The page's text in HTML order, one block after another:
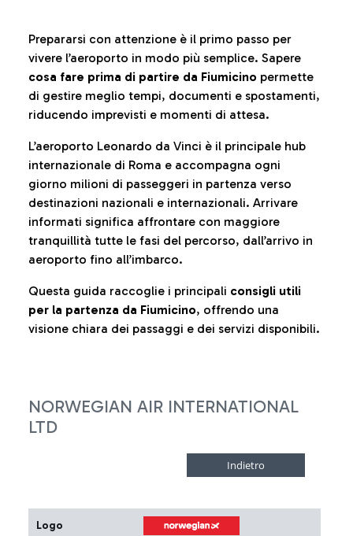
Prepararsi con attenzione è il primo passo per
vivere l’aeroporto in modo più semplice. Sapere
cosa fare prima di partire da Fiumicino permette
di gestire meglio tempi, documenti e spostamenti,
riducendo imprevisti e momenti di attesa.
L’aeroporto Leonardo da Vinci è il principale hub
internazionale di Roma e accompagna ogni
giorno milioni di passeggeri in partenza verso
destinazioni nazionali e internazionali. Arrivare
informati significa affrontare con maggiore
tranquillità tutte le fasi del percorso, dall’arrivo in
aeroporto fino all’imbarco.
Questa guida raccoglie i principali consigli utili
per la partenza da Fiumicino, offrendo una
visione chiara dei passaggi e dei servizi disponibili.
NORWEGIAN AIR INTERNATIONAL
LTD
Logo